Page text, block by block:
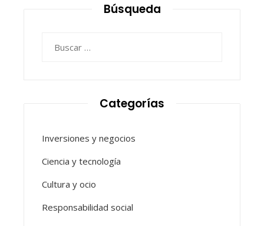
Búsqueda
Categorías
Inversiones y negocios
Ciencia y tecnología
Cultura y ocio
Responsabilidad social